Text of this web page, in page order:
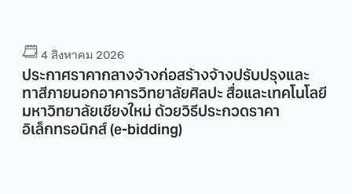
4 สิงหาคม 2026
ประกาศราคากลางจ้างก่อสร้างจ้างปรับปรุงและ
ทาสีภายนอกอาคารวิทยาลัยศิลปะ สื่อและเทคโนโลยี
มหาวิทยาลัยเชียงใหม่ ด้วยวิธีประกวดราคา
อิเล็กทรอนิกส์ (e-bidding)